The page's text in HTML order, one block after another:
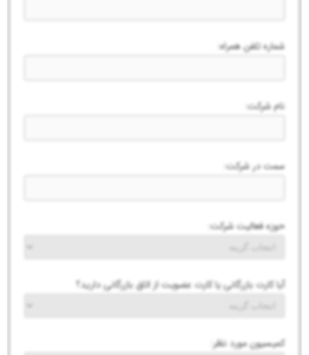
شماره تلفن همراه:
نام شرکت:
سمت در شرکت:
حوزه فعالیت شرکت:
آیا کارت بازرگانی یا کارت عضویت از اتاق بازرگانی دارید؟
کمیسیون مورد نظر: